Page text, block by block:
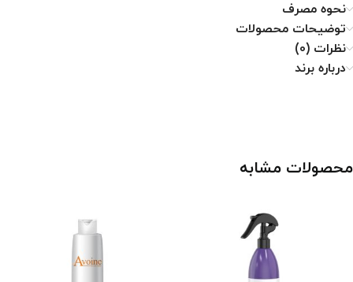
نحوه مصرف
توضیحات محصولات
نظرات (0)
درباره برند
محصولات مشابه